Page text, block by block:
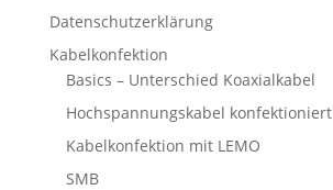
Datenschutzerklärung
Kabelkonfektion
Basics – Unterschied Koaxialkabel
Hochspannungskabel konfektioniert
Kabelkonfektion mit LEMO
SMB